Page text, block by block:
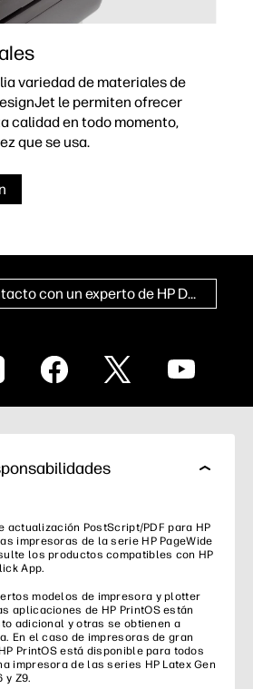
variedad de materiales de
le permiten ofrecer
calidad en todo momento,
que se usa.
Póngase en contacto con un experto de HP DesignJet
Facebook X YouTube
actualización PostScript/PDF para HP
impresoras de la serie HP PageWide
los productos compatibles con HP
App.
modelos de impresora y plotter
aplicaciones de HP PrintOS están
adicional y otras se obtienen a
En el caso de impresoras de gran
PrintOS está disponible para todos
impresora de las series HP Latex Gen
y Z9.